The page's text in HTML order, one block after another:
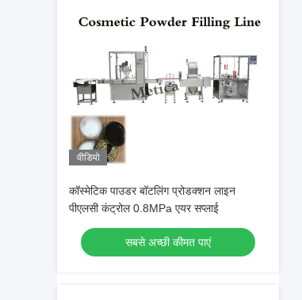
वीडियो
कॉस्मेटिक पाउडर बॉटलिंग प्रोडक्शन लाइन
पीएलसी कंट्रोल 0.8MPa एयर सप्लाई
सबसे अच्छी कीमत पाएं